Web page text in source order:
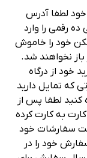
لطفا آدرس
رقمی را وارد
خود را خاموش
نخواهند شد.
خود از درگاه
که تمایل دارید
لطفا پس از
به کارت کرده
سفارشات خود
خود را در